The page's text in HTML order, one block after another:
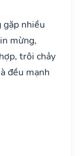
nhiều
mừng,
trôi chảy
đều mạnh